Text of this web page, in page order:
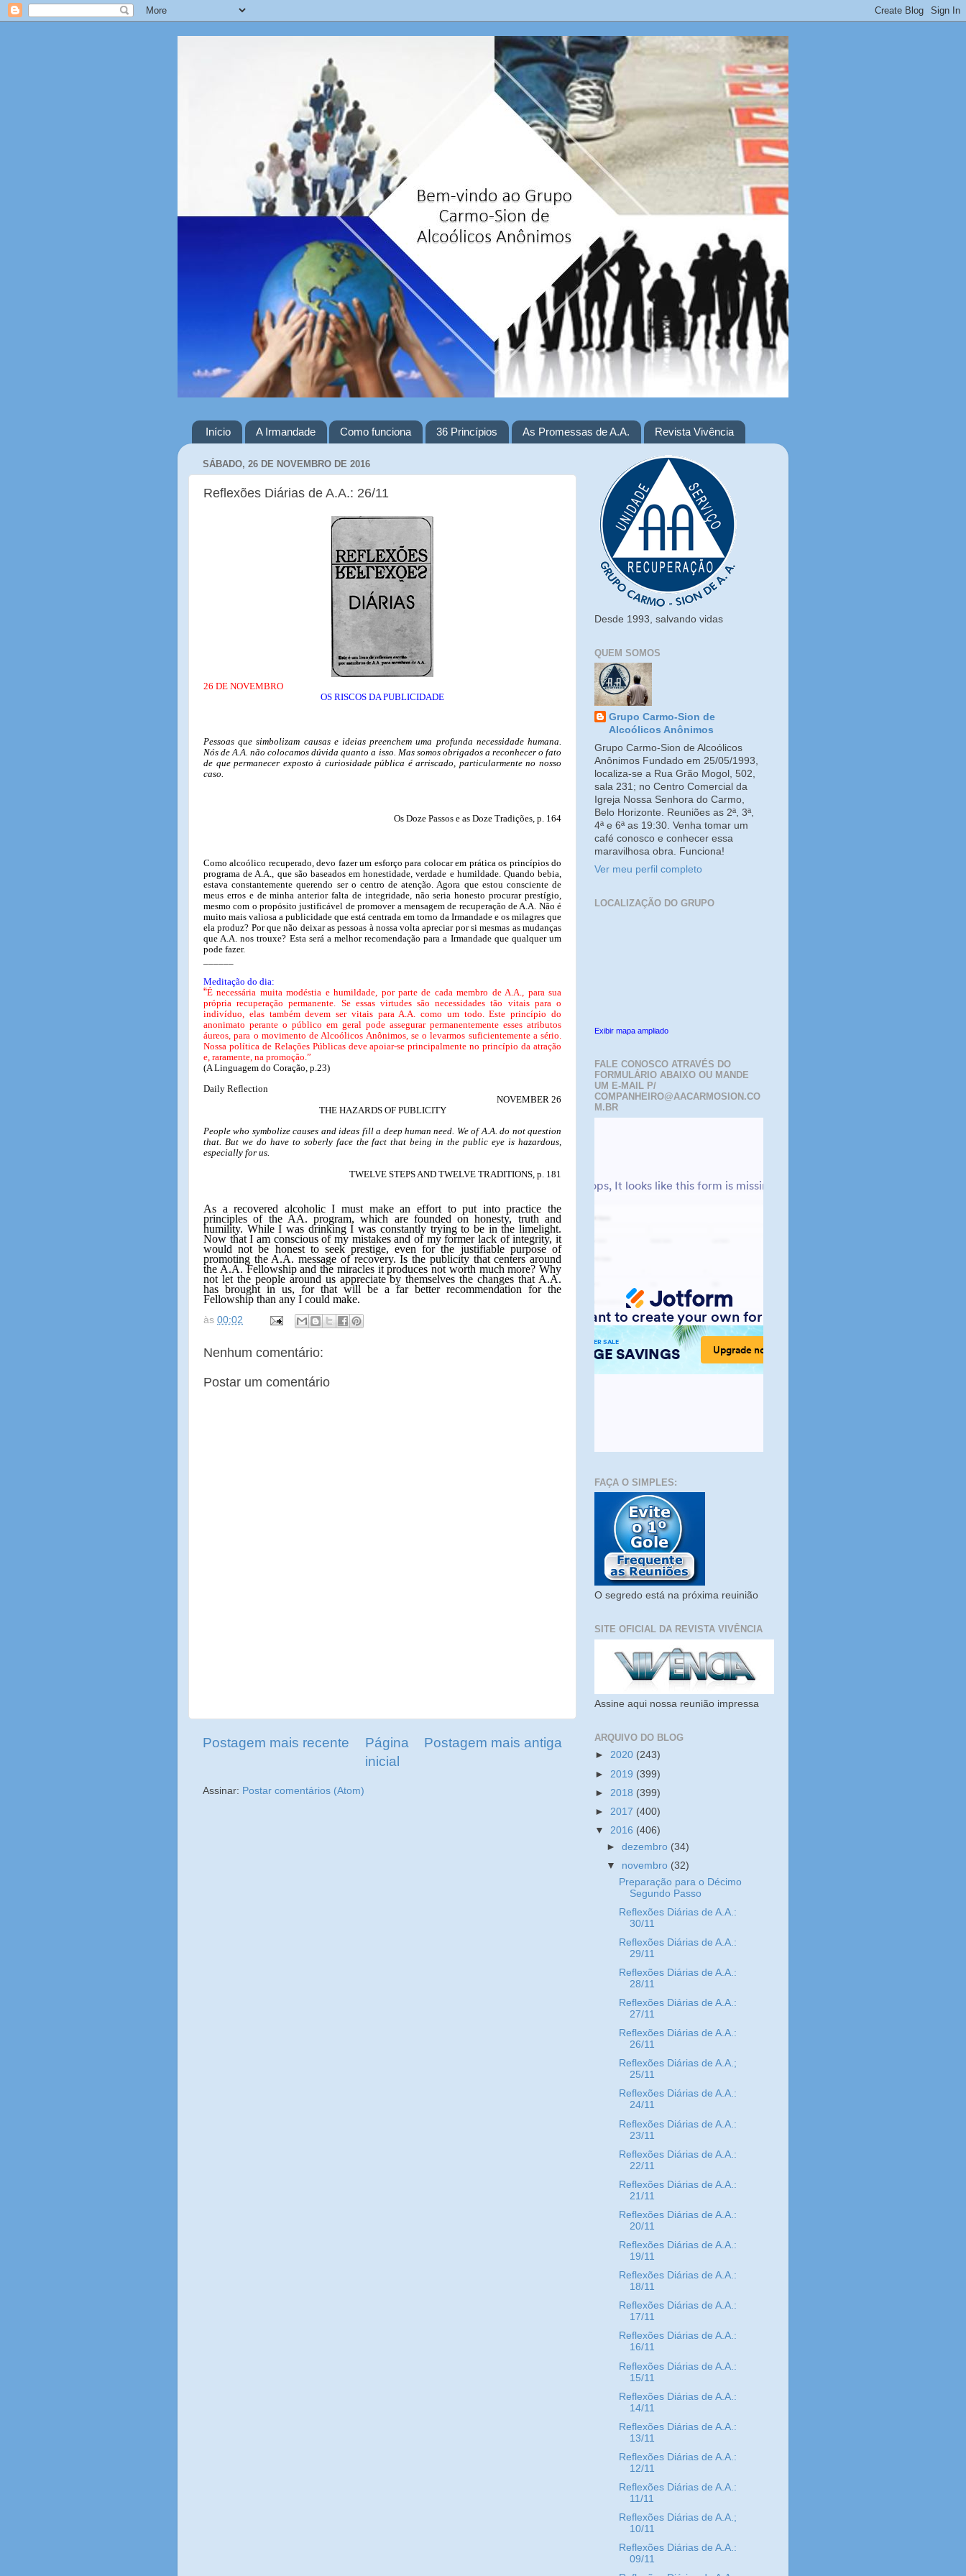
Início A Irmandade Como funciona 36 Princípios As Promessas de A.A. Revista Vivência
SÁBADO, 26 DE NOVEMBRO DE 2016
Reflexões Diárias de A.A.: 26/11
26 DE NOVEMBRO
OS RISCOS DA PUBLICIDADE
Pessoas que simbolizam causas e ideias preenchem uma profunda necessidade humana.
Nós de A.A. não colocamos dúvida quanto a isso. Mas somos obrigados a reconhecer o fato
de que permanecer exposto à curiosidade pública é arriscado, particularmente no nosso
caso.
Os Doze Passos e as Doze Tradições, p. 164
Como alcoólico recuperado, devo fazer um esforço para colocar em prática os princípios do
programa de A.A., que são baseados em honestidade, verdade e humildade. Quando bebia,
estava constantemente querendo ser o centro de atenção. Agora que estou consciente de
meus erros e de minha anterior falta de integridade, não seria honesto procurar prestígio,
mesmo com o propósito justificável de promover a mensagem de recuperação de A.A. Não é
muito mais valiosa a publicidade que está centrada em torno da Irmandade e os milagres que
ela produz? Por que não deixar as pessoas à nossa volta apreciar por si mesmas as mudanças
que A.A. nos trouxe? Esta será a melhor recomendação para a Irmandade que qualquer um
pode fazer.
Meditação do dia:
“É necessária muita modéstia e humildade, por parte de cada membro de A.A., para sua
própria recuperação permanente. Se essas virtudes são necessidades tão vitais para o
indivíduo, elas também devem ser vitais para A.A. como um todo. Este princípio do
anonimato perante o público em geral pode assegurar permanentemente esses atributos
áureos, para o movimento de Alcoólicos Anônimos, se o levarmos suficientemente a sério.
Nossa política de Relações Públicas deve apoiar-se principalmente no princípio da atração
e, raramente, na promoção.”
(A Linguagem do Coração, p.23)
Daily Reflection
NOVEMBER 26
THE HAZARDS OF PUBLICITY
People who symbolize causes and ideas fill a deep human need. We of A.A. do not question
that. But we do have to soberly face the fact that being in the public eye is hazardous,
especially for us.
TWELVE STEPS AND TWELVE TRADITIONS, p. 181
As a recovered alcoholic I must make an effort to put into practice the
principles of the AA. program, which are founded on honesty, truth and
humility. While I was drinking I was constantly trying to be in the limelight.
Now that I am conscious of my mistakes and of my former lack of integrity, it
would not be honest to seek prestige, even for the justifiable purpose of
promoting the A.A. message of recovery. Is the publicity that centers around
the A.A. Fellowship and the miracles it produces not worth much more? Why
not let the people around us appreciate by themselves the changes that A.A.
has brought in us, for that will be a far better recommendation for the
Fellowship than any I could make.
às 00:02
Nenhum comentário:
Postar um comentário
Postagem mais recente Postagem mais antiga
Página
inicial
Assinar: Postar comentários (Atom)
Desde 1993, salvando vidas
QUEM SOMOS
Grupo Carmo-Sion de
Alcoólicos Anônimos
Grupo Carmo-Sion de Alcoólicos
Anônimos Fundado em 25/05/1993,
localiza-se a Rua Grão Mogol, 502,
sala 231; no Centro Comercial da
Igreja Nossa Senhora do Carmo,
Belo Horizonte. Reuniões as 2ª, 3ª,
4ª e 6ª as 19:30. Venha tomar um
café conosco e conhecer essa
maravilhosa obra. Funciona!
Ver meu perfil completo
LOCALIZAÇÃO DO GRUPO
Exibir mapa ampliado
FALE CONOSCO ATRAVÉS DO
FORMULÁRIO ABAIXO OU MANDE
UM E-MAIL P/
COMPANHEIRO@AACARMOSION.CO
M.BR
FAÇA O SIMPLES:
O segredo está na próxima reuinião
SITE OFICIAL DA REVISTA VIVÊNCIA
Assine aqui nossa reunião impressa
ARQUIVO DO BLOG
► 2020 (243)
► 2019 (399)
► 2018 (399)
► 2017 (400)
▼ 2016 (406)
►dezembro (34)
▼ novembro (32)
Preparação para o Décimo
Segundo Passo
Reflexões Diárias de A.A.:
30/11
Reflexões Diárias de A.A.:
29/11
Reflexões Diárias de A.A.:
28/11
Reflexões Diárias de A.A.:
27/11
Reflexões Diárias de A.A.:
26/11
Reflexões Diárias de A.A.;
25/11
Reflexões Diárias de A.A.:
24/11
Reflexões Diárias de A.A.:
23/11
Reflexões Diárias de A.A.:
22/11
Reflexões Diárias de A.A.:
21/11
Reflexões Diárias de A.A.:
20/11
Reflexões Diárias de A.A.:
19/11
Reflexões Diárias de A.A.:
18/11
Reflexões Diárias de A.A.:
17/11
Reflexões Diárias de A.A.:
16/11
Reflexões Diárias de A.A.:
15/11
Reflexões Diárias de A.A.:
14/11
Reflexões Diárias de A.A.:
13/11
Reflexões Diárias de A.A.:
12/11
Reflexões Diárias de A.A.:
11/11
Reflexões Diárias de A.A.;
10/11
Reflexões Diárias de A.A.:
09/11